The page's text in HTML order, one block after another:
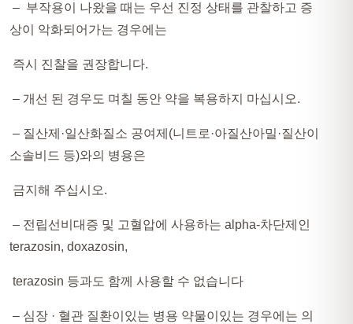
– 부작용이 나왔을 때는 우선 진정 상태를 관찰하고 증
상이 악화되어가는 경우에는
즉시 진찰을 권장합니다.
– 개선 된 경우도 며칠 동안 약을 복용하지 마십시오.
– 질산제·일산화질소 공여제(니트로·아질산아밀·질산이
소솔비드 등)와의 병용은
금지해 주십시오.
– 전립선비대증 및 고혈압에 사용하는 alpha-차단제인
terazosin, doxazosin,
terazosin 등과도 함께 사용할 수 없습니다
– 심장 · 혈관 질환이있는 병용 약물이있는 경우에는 의